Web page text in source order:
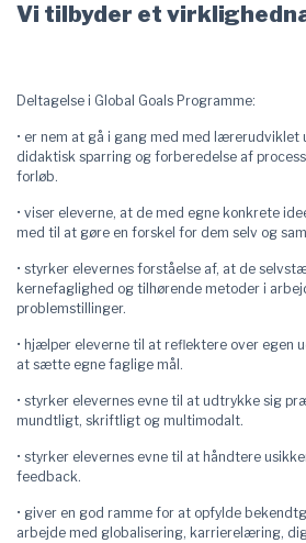
Vi tilbyder et
Deltagelse i Global Goals Programme:
• er nem at gå i gang med med lærerudviklet
didaktisk sparring og forberedelse af
forløb.
• viser eleverne, at de med egne konkrete
med til at gøre en forskel for dem selv og
• styrker elevernes forståelse af, at de
kernefaglighed og tilhørende metoder i
problemstillinger.
• hjælper eleverne til at reflektere over egen
at sætte egne faglige mål.
• styrker elevernes evne til at udtrykke sig
mundtligt, skriftligt og multimodalt.
• styrker elevernes evne til at håndtere
feedback.
• giver en god ramme for at opfylde
arbejde med globalisering, karrierelæring,